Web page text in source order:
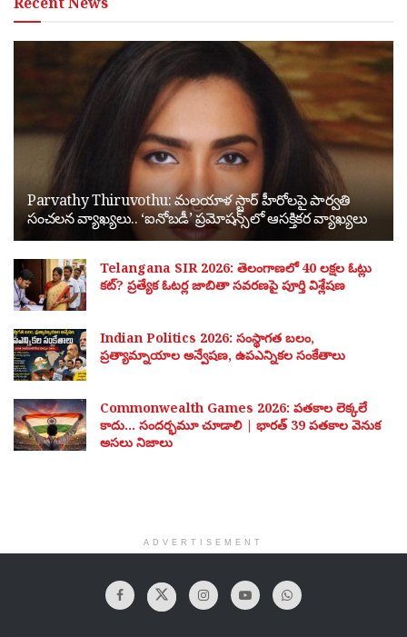
Parvathy Thiruvothu: మలయాళ స్టార్ హీరోలపై పార్వతి
సంచలన వ్యాఖ్యలు.. ‘ఐనోబడీ’ ప్రమోషన్స్‌లో ఆసక్తికర వ్యాఖ్యలు
Telangana SIR 2026: తెలంగాణలో 40 లక్షల ఓట్లు
కట్? ప్రత్యేక ఓటర్ల జాబితా సవరణపై పూర్తి విశ్లేషణ
Indian Politics 2026: సంస్థాగత బలం,
ప్రత్యామ్నాయాల అన్వేషణ, ఉపఎన్నికల సంకేతాలు
Commonwealth Games 2026: పతకాల లెక్కలే
కాదు… సందర్భమూ చూడాలి | భారత్ 39 పతకాల వెనుక
అసలు నిజాలు
ADVERTISEMENT